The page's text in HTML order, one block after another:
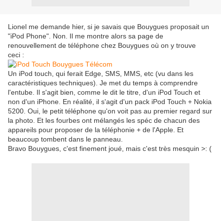
Lionel me demande hier, si je savais que Bouygues proposait un
"iPod Phone". Non. Il me montre alors sa page de
renouvellement de téléphone chez Bouygues où on y trouve
ceci :
Un iPod touch, qui ferait Edge, SMS, MMS, etc (vu dans les
caractéristiques techniques). Je met du temps à comprendre
l'entube. Il s'agit bien, comme le dit le titre, d'un iPod Touch et
non d'un iPhone. En réalité, il s'agit d'un pack iPod Touch + Nokia
5200. Oui, le petit téléphone qu'on voit pas au premier regard sur
la photo. Et les fourbes ont mélangés les spéc de chacun des
appareils pour proposer de la téléphonie + de l'Apple. Et
beaucoup tombent dans le panneau.
Bravo Bouygues, c'est finement joué, mais c'est très mesquin >: (